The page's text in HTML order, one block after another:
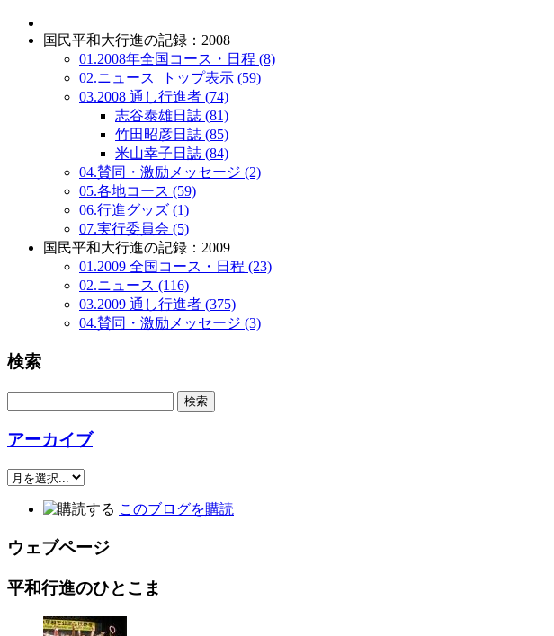
国民平和大行進の記録：2008
01.2008年全国コース・日程 (8)
02.ニュース_トップ表示 (59)
03.2008 通し行進者 (74)
志谷泰雄日誌 (81)
竹田昭彦日誌 (85)
米山幸子日誌 (84)
04.賛同・激励メッセージ (2)
05.各地コース (59)
06.行進グッズ (1)
07.実行委員会 (5)
国民平和大行進の記録：2009
01.2009 全国コース・日程 (23)
02.ニュース (116)
03.2009 通し行進者 (375)
04.賛同・激励メッセージ (3)
検索
アーカイブ
このブログを購読
ウェブページ
平和行進のひとこま